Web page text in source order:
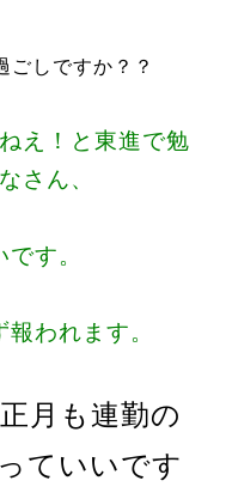
ごしですか？？
え！と東進で勉
さん、
す。
われます。
月も連勤の
ていいです